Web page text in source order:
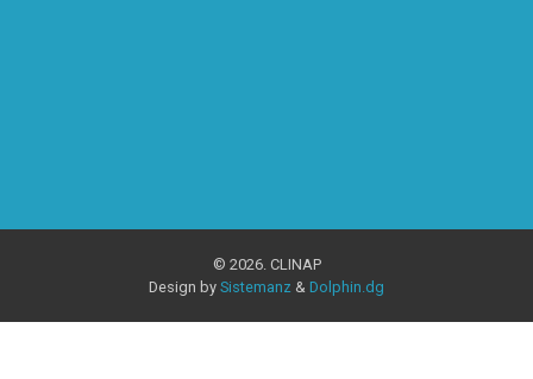
© 2026. CLINAP
Design by Sistemanz & Dolphin.dg